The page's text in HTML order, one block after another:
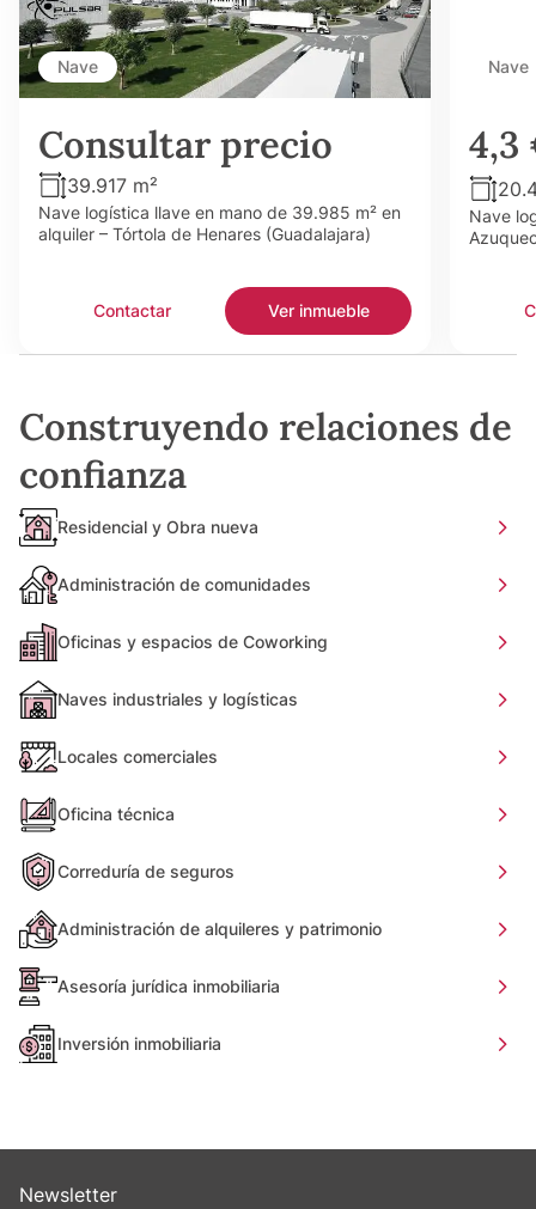
Nave
Consultar precio
39.917 m²
Nave logística llave en mano de 39.985 m² en
alquiler – Tórtola de Henares (Guadalajara)
Contactar Ver inmueble
Nave
4,3
Nave
Construyendo relaciones de
confianza
Residencial y Obra nueva
Administración de comunidades
Oficinas y espacios de Coworking
Naves industriales y logísticas
Locales comerciales
Oficina técnica
Correduría de seguros
Administración de alquileres y patrimonio
Asesoría jurídica inmobiliaria
Inversión inmobiliaria
Newsletter